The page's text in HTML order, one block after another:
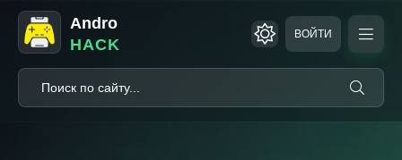
Andro
HACK
ВОЙТИ